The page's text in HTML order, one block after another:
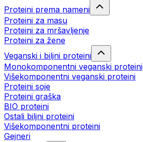
Proteini prema nameni
Proteini za masu
Proteini za mršavljenje
Proteini za žene
Veganski i biljni proteini
Monokomponentni veganski proteini
Višekomponentni veganski proteini
Proteini soje
Proteini graška
BIO proteini
Ostali biljni proteini
Višekomponentni proteini
Gejneri